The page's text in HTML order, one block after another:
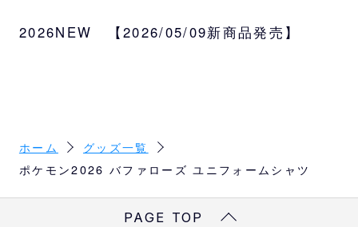
背中にはネーム＆ナンバーを入れるスペース
S、M、L、XL
素材
ポリエステル100%
S 51 43 24
XL 82 60
2026NEW 【2026/05/09新商品発売】
ホーム
グッズ一覧
ポケモン2026 バファローズ ユニフォームシャツ
PAGE TOP